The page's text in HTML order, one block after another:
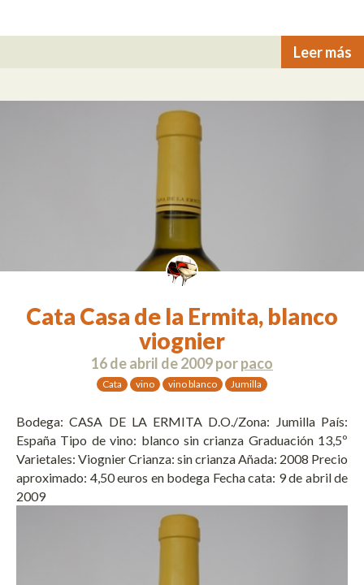
Leer más
Cata Casa de la Ermita, blanco
viognier
16 de abril de 2009porpaco
Cata vino vino blanco Jumilla
Bodega: CASA DE LA ERMITA D.O./Zona: Jumilla País:
España Tipo de vino: blanco sin crianza Graduación 13,5º
Varietales: Viognier Crianza: sin crianza Añada: 2008 Precio
aproximado: 4,50 euros en bodega Fecha cata: 9 de abril de
2009